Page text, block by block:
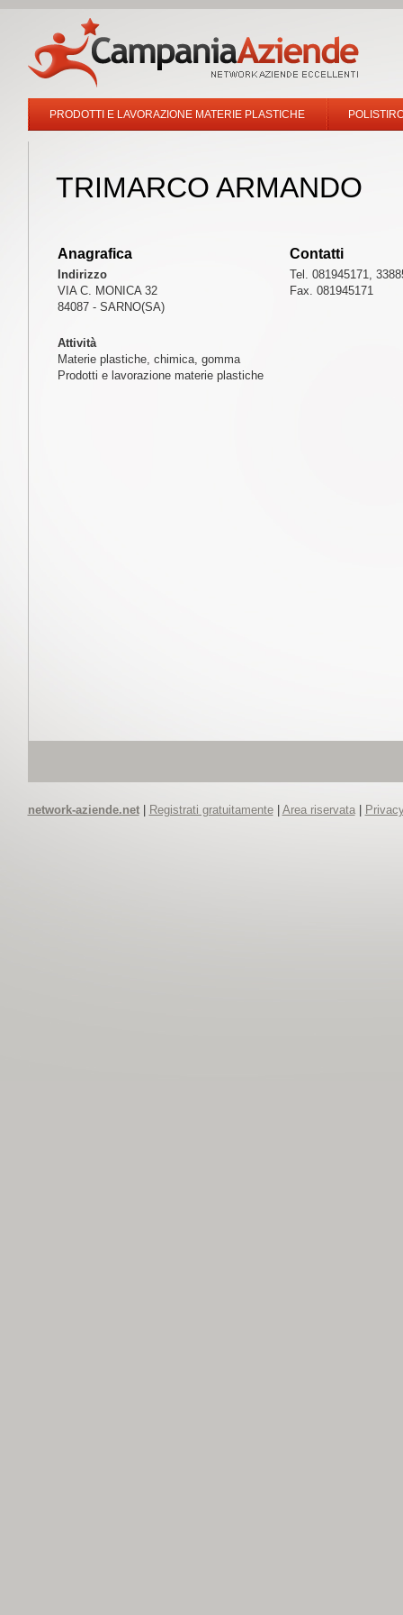
PRODOTTI E LAVORAZIONE MATERIE PLASTICHE
TRIMARCO ARMANDO
Anagrafica
Indirizzo
VIA C. MONICA 32
84087 - SARNO(SA)
Contatti
Tel. 081945171,
Fax. 081945171
Attività
Materie plastiche, chimica, gomma
Prodotti e lavorazione materie plastiche
network-aziende.net| Registrati gratuitamente| Area riservata|